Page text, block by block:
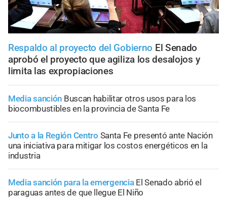
Respaldo al proyecto del Gobierno El Senado
aprobó el proyecto que agiliza los desalojos y
limita las expropiaciones
Media sanción Buscan habilitar otros usos para los
biocombustibles en la provincia de Santa Fe
Junto a la Región Centro Santa Fe presentó ante Nación
una iniciativa para mitigar los costos energéticos en la
industria
Media sanción para la emergencia El Senado abrió el
paraguas antes de que llegue El Niño